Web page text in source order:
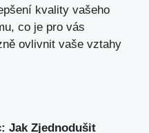
kvality vašeho
co je pro vás
ovlivnit vaše vztahy
Jak Zjednodušit